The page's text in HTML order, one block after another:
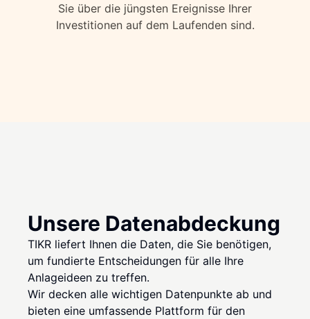
Sie über die jüngsten Ereignisse Ihrer
Investitionen auf dem Laufenden sind.
Unsere Datenabdeckung
TIKR liefert Ihnen die Daten, die Sie benötigen,
um fundierte Entscheidungen für alle Ihre
Anlageideen zu treffen.
Wir decken alle wichtigen Datenpunkte ab und
bieten eine umfassende Plattform für den